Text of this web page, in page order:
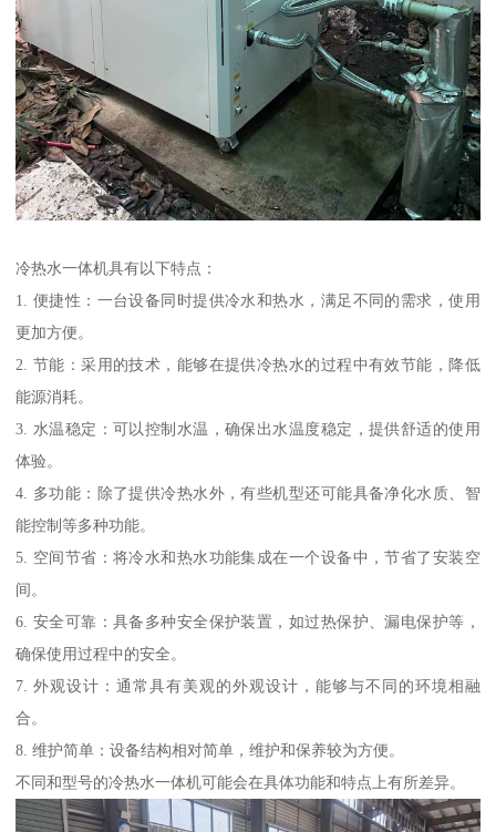
冷热水一体机具有以下特点：
1. 便捷性：一台设备同时提供冷水和热水，满足不同的需求，使用
更加方便。
2. 节能：采用的技术，能够在提供冷热水的过程中有效节能，降低
能源消耗。
3. 水温稳定：可以控制水温，确保出水温度稳定，提供舒适的使用
体验。
4. 多功能：除了提供冷热水外，有些机型还可能具备净化水质、智
能控制等多种功能。
5. 空间节省：将冷水和热水功能集成在一个设备中，节省了安装空
间。
6. 安全可靠：具备多种安全保护装置，如过热保护、漏电保护等，
确保使用过程中的安全。
7. 外观设计：通常具有美观的外观设计，能够与不同的环境相融
合。
8. 维护简单：设备结构相对简单，维护和保养较为方便。
不同和型号的冷热水一体机可能会在具体功能和特点上有所差异。